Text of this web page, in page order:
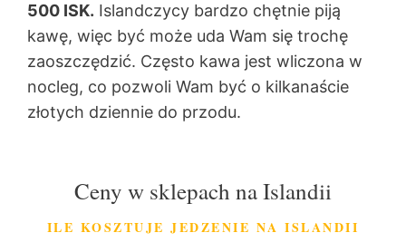
500 ISK. Islandczycy bardzo chętnie piją
kawę, więc być może uda Wam się trochę
zaoszczędzić. Często kawa jest wliczona w
nocleg, co pozwoli Wam być o kilkanaście
złotych dziennie do przodu.
Ceny w sklepach na Islandii
ILE KOSZTUJE JEDZENIE NA ISLANDII